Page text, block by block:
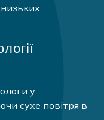
у
сухе повітря в